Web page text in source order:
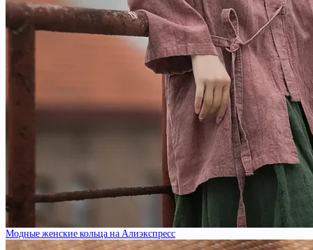
Модные женские кольца на Алиэкспресс